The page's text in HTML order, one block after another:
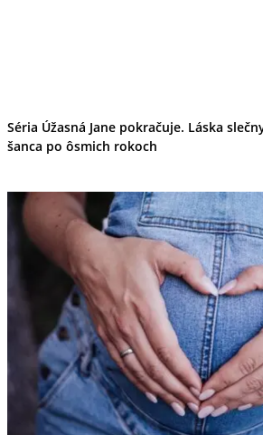
Séria Úžasná Jane pokračuje. Láska
šanca po ôsmich rokoch